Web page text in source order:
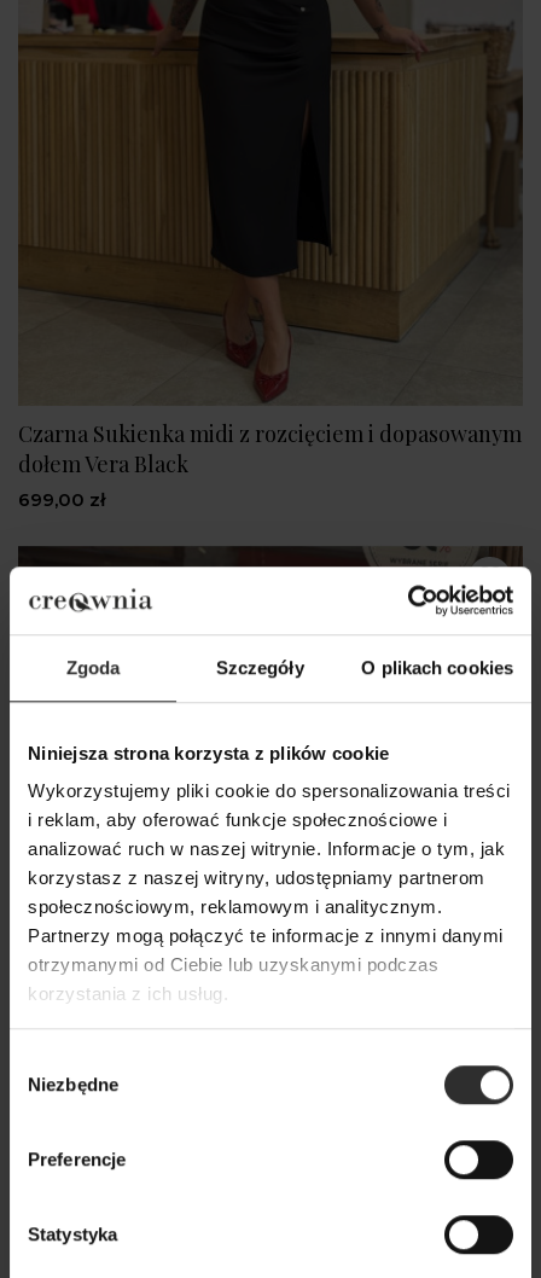
Zgoda Szczegóły O plikach cookies
Niniejsza strona korzysta z plików cookie
Wykorzystujemy pliki cookie do spersonalizowania treści
i reklam, aby oferować funkcje społecznościowe i
analizować ruch w naszej witrynie. Informacje o tym, jak
korzystasz z naszej witryny, udostępniamy partnerom
społecznościowym, reklamowym i analitycznym.
Partnerzy mogą połączyć te informacje z innymi danymi
otrzymanymi od Ciebie lub uzyskanymi podczas
korzystania z ich usług.
zgody
Niezbędne
Preferencje
Statystyka
Czarna Sukienka midi z rozcięciem i dopasowanym
dołem Vera Black
699,00 zł
Sukienka Soley Retro&Color